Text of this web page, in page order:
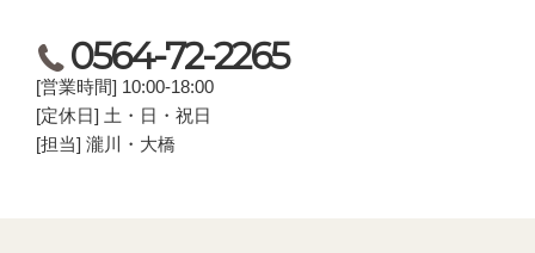
0564-72-2265
[営業時間] 10:00-18:00
[定休日] 土・日・祝日
[担当] 瀧川・大橋